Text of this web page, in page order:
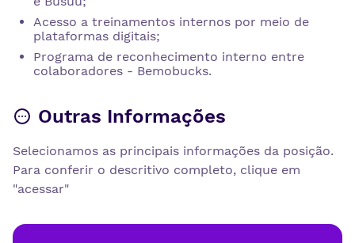
Acesso a treinamentos internos por meio de
plataformas digitais;
Programa de reconhecimento interno entre
colaboradores - Bemobucks.
Outras Informações
Selecionamos as principais informações da posição.
Para conferir o descritivo completo, clique em
"acessar"